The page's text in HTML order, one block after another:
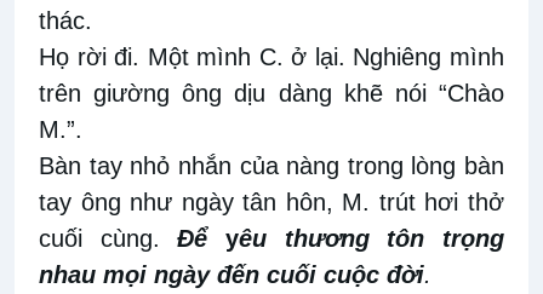
thác.
Họ rời đi. Một mình C. ở lại. Nghiêng mình
trên giường ông dịu dàng khẽ nói “Chào
M.”.
Bàn tay nhỏ nhắn của nàng trong lòng bàn
tay ông như ngày tân hôn, M. trút hơi thở
cuối cùng.Đểyêu thương tôn trọng
nhau mọi ngày đến cuối cuộc đời.